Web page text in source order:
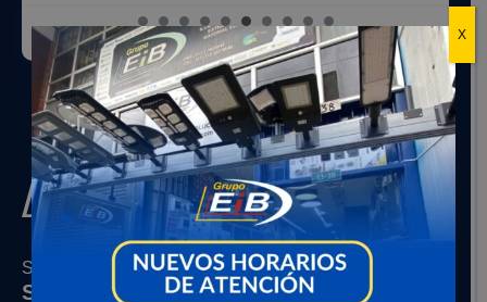
Somos más que experiencia
Somos Grupo EIB
X